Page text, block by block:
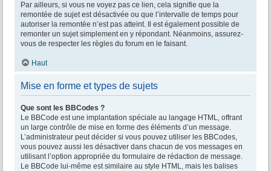
Par ailleurs, si vous ne voyez pas ce lien, cela signifie que la
remontée de sujet est désactivée ou que l’intervalle de temps pour
autoriser la remontée n’est pas atteint. Il est également possible de
remonter un sujet simplement en y répondant. Néanmoins, assurez-
vous de respecter les règles du forum en le faisant.
Haut
Mise en forme et types de sujets
Que sont les BBCodes ?
Le BBCode est une implantation spéciale au langage HTML, offrant
un large contrôle de mise en forme des éléments d’un message.
L’administrateur peut décider si vous pouvez utiliser les BBCodes,
vous pouvez aussi les désactiver dans chacun de vos messages en
utilisant l’option appropriée du formulaire de rédaction de message.
Le BBCode lui-même est similaire au style HTML, mais les balises